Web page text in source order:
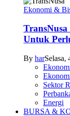
Ekonomi &
Untuk
By harSelasa,
Sektor
Energi
BURSA &